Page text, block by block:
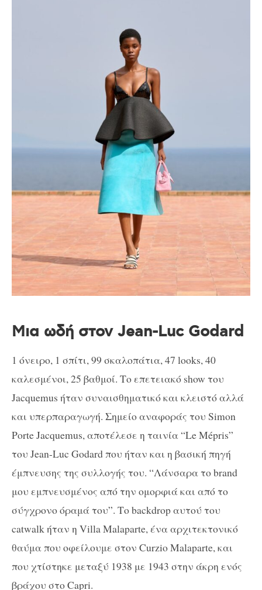
Μια ωδή στον Jean-Luc Godard
1 όνειρο, 1 σπίτι, 99 σκαλοπάτια, 47 looks, 40
καλεσμένοι, 25 βαθμοί. Το επετειακό show του
Jacquemus ήταν συναισθηματικό και κλειστό αλλά
και υπερπαραγωγή. Σημείο αναφοράς του Simon
Porte Jacquemus, αποτέλεσε η ταινία “Le Mépris”
του Jean-Luc Godard που ήταν και η βασική πηγή
έμπνευσης της συλλογής του. “Λάνσαρα το brand
μου εμπνευσμένος από την ομορφιά και από το
σύγχρονο όραμά του”. Το backdrop αυτού του
catwalk ήταν η Villa Malaparte, ένα αρχιτεκτονικό
θαύμα που οφείλουμε στον Curzio Malaparte, και
που χτίστηκε μεταξύ 1938 με 1943 στην άκρη ενός
βράχου στο Capri.